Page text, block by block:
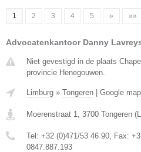
1 2 3 4 5 » »»
Advocatenkantoor Danny
Niet gevestigd in de plaats
provincie Henegouwen.
Limburg » Tongeren Google
Moerenstraat 1, 3700 Tongeren (
Tel: +32 (0)471/53 46 90, Fax:
0847.887.193